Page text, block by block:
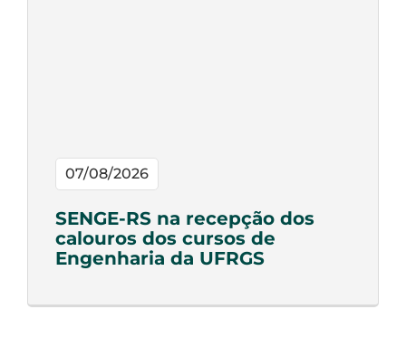
07/08/2026
SENGE-RS na recepção dos
calouros dos cursos de
Engenharia da UFRGS